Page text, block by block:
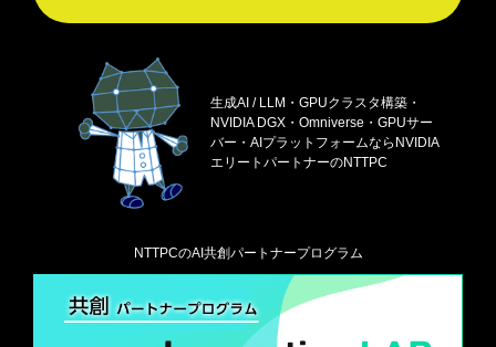
生成AI / LLM・GPUクラスタ構築・
NVIDIA DGX・ Omniverse・GPUサー
バー・AIプラットフォームなら NVIDIA
エリートパートナーのNTTPC
NTTPCのAI共創パートナープログラム